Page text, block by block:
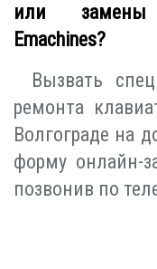
или замены
Emachines?
Вызвать
ремонта
Волгограде на
форму онлайн-
позвонив по